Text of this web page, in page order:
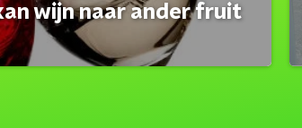
wijn naar ander fruit